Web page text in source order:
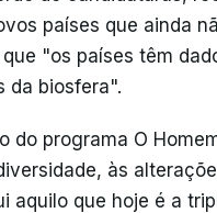
países que ainda
"os países têm
da biosfera".
do programa O
às
aquilo que hoje é a